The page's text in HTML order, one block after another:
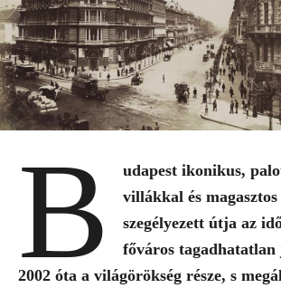
B
udapest ikonikus,
villákkal és
szegélyezett útja az
főváros tagadhatatlan
2002 óta a világörökség része, s